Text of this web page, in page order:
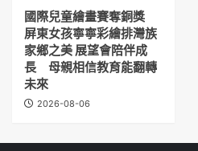
國際兒童繪畫賽奪銅獎
屏東女孩寧寧彩繪排灣族
家鄉之美 展望會陪伴成
長 母親相信教育能翻轉
未來
2026-08-06